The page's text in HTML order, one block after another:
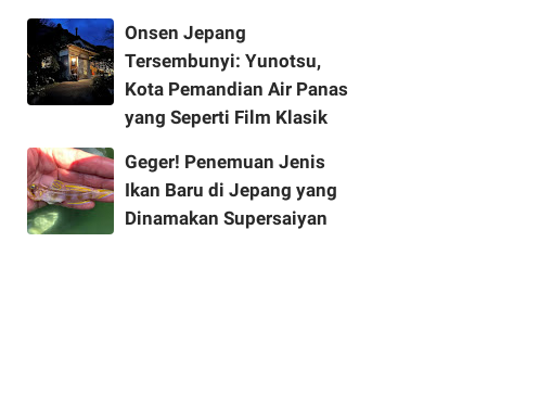
Onsen Jepang
Tersembunyi: Yunotsu,
Kota Pemandian Air Panas
yang Seperti Film Klasik
Geger! Penemuan Jenis
Ikan Baru di Jepang yang
Dinamakan Supersaiyan